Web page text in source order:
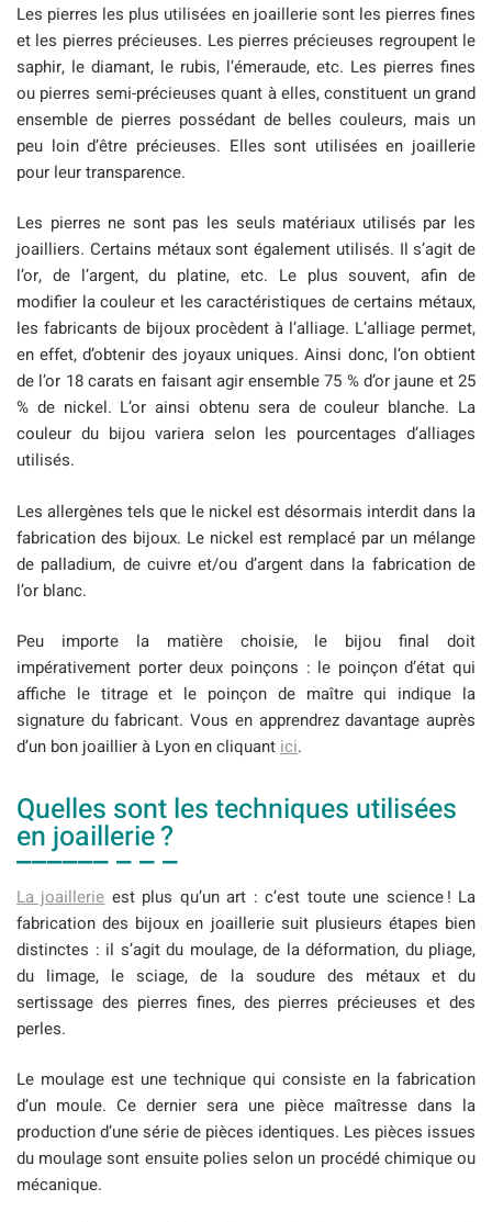
Les pierres les plus utilisées en joaillerie sont les pierres fines
et les pierres précieuses. Les pierres précieuses regroupent le
saphir, le diamant, le rubis, l’émeraude, etc. Les pierres fines
ou pierres semi-précieuses quant à elles, constituent un grand
ensemble de pierres possédant de belles couleurs, mais un
peu loin d’être précieuses. Elles sont utilisées en joaillerie
pour leur transparence.
Les pierres ne sont pas les seuls matériaux utilisés par les
joailliers. Certains métaux sont également utilisés. Il s’agit de
l’or, de l’argent, du platine, etc. Le plus souvent, afin de
modifier la couleur et les caractéristiques de certains métaux,
les fabricants de bijoux procèdent à l’alliage. L’alliage permet,
en effet, d’obtenir des joyaux uniques. Ainsi donc, l’on obtient
de l’or 18 carats en faisant agir ensemble 75 % d’or jaune et 25
% de nickel. L’or ainsi obtenu sera de couleur blanche. La
couleur du bijou variera selon les pourcentages d’alliages
utilisés.
Les allergènes tels que le nickel est désormais interdit dans la
fabrication des bijoux. Le nickel est remplacé par un mélange
de palladium, de cuivre et/ou d’argent dans la fabrication de
l’or blanc.
Peu importe la matière choisie, le bijou final doit
impérativement porter deux poinçons : le poinçon d’état qui
affiche le titrage et le poinçon de maître qui indique la
signature du fabricant. Vous en apprendrez davantage auprès
d’un bon joaillier à Lyon en cliquant ici.
Quelles sont les techniques utilisées
en joaillerie ?
La joaillerie est plus qu’un art : c’est toute une science ! La
fabrication des bijoux en joaillerie suit plusieurs étapes bien
distinctes : il s’agit du moulage, de la déformation, du pliage,
du limage, le sciage, de la soudure des métaux et du
sertissage des pierres fines, des pierres précieuses et des
perles.
Le moulage est une technique qui consiste en la fabrication
d’un moule. Ce dernier sera une pièce maîtresse dans la
production d’une série de pièces identiques. Les pièces issues
du moulage sont ensuite polies selon un procédé chimique ou
mécanique.